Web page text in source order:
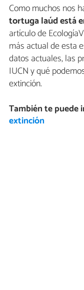
Como muchos nos
tortuga laúd está
artículo de
más actual de esta
datos actuales, las
IUCN y qué
extinción.
También te puede
extinción